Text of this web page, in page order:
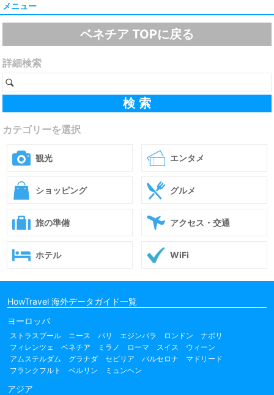
メニュー
ベネチア TOPに戻る
詳細検索
カテゴリーを選択
観光 エンタメ
ショッピング グルメ
旅の準備 アクセス・交通
ホテル WiFi
HowTravel 海外データガイド一覧
ヨーロッパ
ストラスブール ニース パリ エジンバラ ロンドン
ナポリ
フィレンツェ
ベネチア ミラノ ローマ スイス
ウィーン
アムステルダム
グラナダ セビリア バルセロナ
マドリード
フランクフルト
ベルリン ミュンヘン
アジア